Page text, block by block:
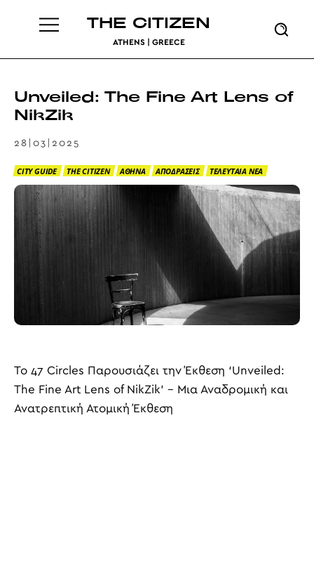
THE CITIZEN
ATHENS | GREECE
Unveiled: The Fine Art Lens of
NikZik
28|03|2025
CITY GUIDE THE CITIZEN ΑΘΗΝΑ ΑΠΟΔΡΑΣΕΙΣ ΤΕΛΕΥΤΑΙΑ ΝΕΑ
Το 47 Circles Παρουσιάζει την Έκθεση ‘Unveiled:
The Fine Art Lens of NikZik’ – Μια Αναδρομική και
Ανατρεπτική Ατομική Έκθεση